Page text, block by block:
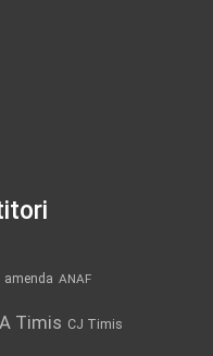
amenda ANAF
Timis CJ Timis